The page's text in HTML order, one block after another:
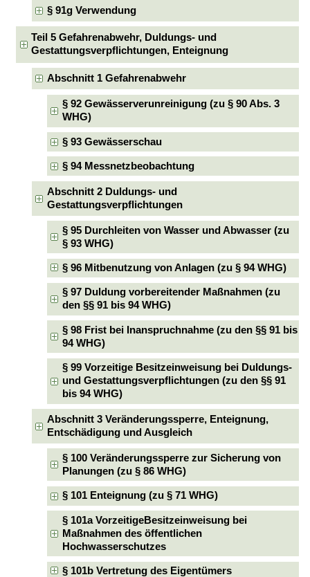
§ 91g Verwendung
Teil 5 Gefahrenabwehr, Duldungs- und
Gestattungsverpflichtungen, Enteignung
Abschnitt 1 Gefahrenabwehr
§ 92 Gewässerverunreinigung (zu § 90 Abs. 3
WHG)
§ 93 Gewässerschau
§ 94 Messnetzbeobachtung
Abschnitt 2 Duldungs- und
Gestattungsverpflichtungen
§ 95 Durchleiten von Wasser und Abwasser (zu
§ 93 WHG)
§ 96 Mitbenutzung von Anlagen (zu § 94 WHG)
§ 97 Duldung vorbereitender Maßnahmen (zu
den §§ 91 bis 94 WHG)
§ 98 Frist bei Inanspruchnahme (zu den §§ 91 bis
94 WHG)
§ 99 Vorzeitige Besitzeinweisung bei Duldungs-
und Gestattungsverpflichtungen (zu den §§ 91
bis 94 WHG)
Abschnitt 3 Veränderungssperre, Enteignung,
Entschädigung und Ausgleich
§ 100 Veränderungssperre zur Sicherung von
Planungen (zu § 86 WHG)
§ 101 Enteignung (zu § 71 WHG)
§ 101a VorzeitigeBesitzeinweisung bei
Maßnahmen des öffentlichen
Hochwasserschutzes
§ 101b Vertretung des Eigentümers